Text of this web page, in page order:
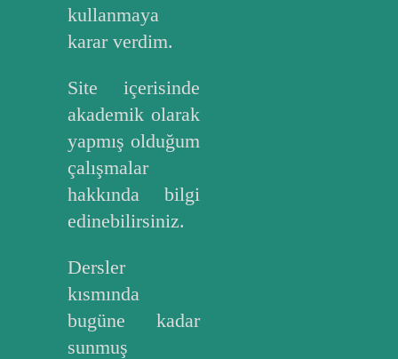
kullanmaya
karar verdim.
Site içerisinde
akademik olarak
yapmış olduğum
çalışmalar
hakkında bilgi
edinebilirsiniz.
Dersler
kısmında
bugüne kadar
sunmuş